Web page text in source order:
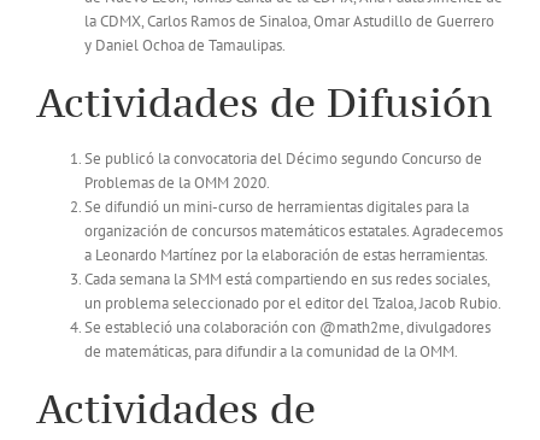
la CDMX, Carlos Ramos de Sinaloa, Omar Astudillo de Guerrero
y Daniel Ochoa de Tamaulipas.
Actividades de Difusión
Se publicó la convocatoria del Décimo segundo Concurso de
Problemas de la OMM 2020.
Se difundió un mini-curso de herramientas digitales para la
organización de concursos matemáticos estatales. Agradecemos
a Leonardo Martínez por la elaboración de estas herramientas.
Cada semana la SMM está compartiendo en sus redes sociales,
un problema seleccionado por el editor del Tzaloa, Jacob Rubio.
Se estableció una colaboración con @math2me, divulgadores
de matemáticas, para difundir a la comunidad de la OMM.
Actividades de